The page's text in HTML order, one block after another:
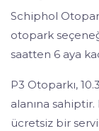
Schiphol
otopark
saatten 6 aya
P3 Otoparkı,
alanına
ücretsiz bir